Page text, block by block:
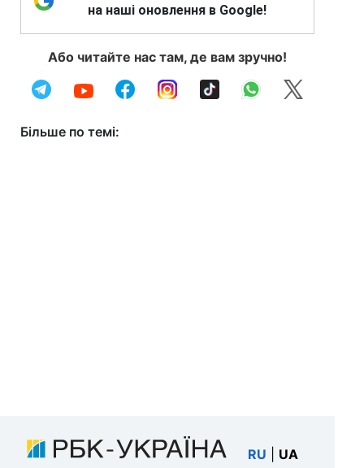
на наші оновлення в Google!
Або читайте нас там, де вам зручно!
Більше по темі:
RU UA